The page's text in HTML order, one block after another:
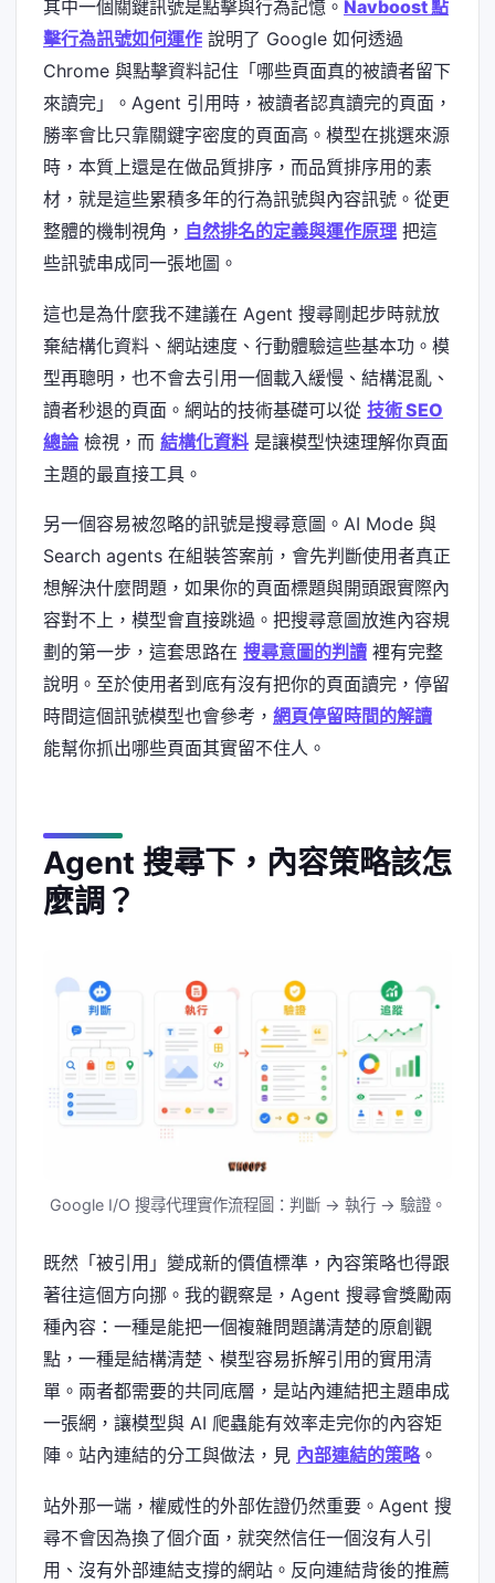
其中一個關鍵訊號是點擊與行為記憶。 Navboost 點
擊行為訊號如何運作 說明了 Google 如何透過
Chrome 與點擊資料記住「哪些頁面真的被讀者留下
來讀完」。Agent 引用時，被讀者認真讀完的頁面，
勝率會比只靠關鍵字密度的頁面高。模型在挑選來源
時，本質上還是在做品質排序，而品質排序用的素
材，就是這些累積多年的行為訊號與內容訊號。從更
整體的機制視角， 自然排名的定義與運作原理 把這
些訊號串成同一張地圖。
這也是為什麼我不建議在 Agent 搜尋剛起步時就放
棄結構化資料、網站速度、行動體驗這些基本功。模
型再聰明，也不會去引用一個載入緩慢、結構混亂、
讀者秒退的頁面。網站的技術基礎可以從 技術 SEO
總論 檢視，而 結構化資料 是讓模型快速理解你頁面
主題的最直接工具。
另一個容易被忽略的訊號是搜尋意圖。AI Mode 與
Search agents 在組裝答案前，會先判斷使用者真正
想解決什麼問題，如果你的頁面標題與開頭跟實際內
容對不上，模型會直接跳過。把搜尋意圖放進內容規
劃的第一步，這套思路在 搜尋意圖的判讀 裡有完整
說明。至於使用者到底有沒有把你的頁面讀完，停留
時間這個訊號模型也會參考， 網頁停留時間的解讀
能幫你抓出哪些頁面其實留不住人。
Agent 搜尋下，內容策略該怎
麼調？
Google I/O 搜尋代理實作流程圖：判斷 → 執行 → 驗證。
既然「被引用」變成新的價值標準，內容策略也得跟
著往這個方向挪。我的觀察是，Agent 搜尋會獎勵兩
種內容：一種是能把一個複雜問題講清楚的原創觀
點，一種是結構清楚、模型容易拆解引用的實用清
單。兩者都需要的共同底層，是站內連結把主題串成
一張網，讓模型與 AI 爬蟲能有效率走完你的內容矩
陣。站內連結的分工與做法，見 內部連結的策略。
站外那一端，權威性的外部佐證仍然重要。Agent 搜
尋不會因為換了個介面，就突然信任一個沒有人引
用、沒有外部連結支撐的網站。反向連結背後的推薦